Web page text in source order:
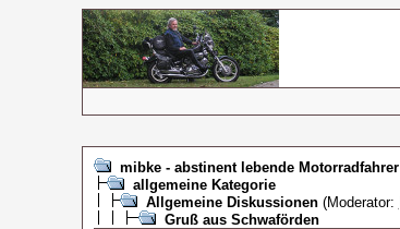
mibke - abstinent lebende Motorradfahrer
allgemeine Kategorie
Allgemeine Diskussionen(Moderator:
Gruß aus Schwaförden